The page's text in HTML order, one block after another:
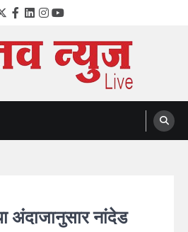
Twitter
Facebook
LinkedIn
Instagram
YouTube
of Maharahstra
अंदाजानुसार नांदेड